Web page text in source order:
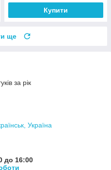
Купити
ще
за рік
Україна
до 16:00